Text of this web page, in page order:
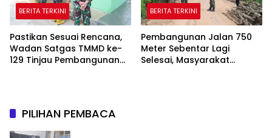
BERITA TERKINI
Pastikan Sesuai Rencana,
Wadan Satgas TMMD ke-
129 Tinjau Pembangunan
BERITA TERKINI
Pembangunan Jalan 750
Meter Sebentar Lagi
Selesai, Masyarakat
PILIHAN PEMBACA